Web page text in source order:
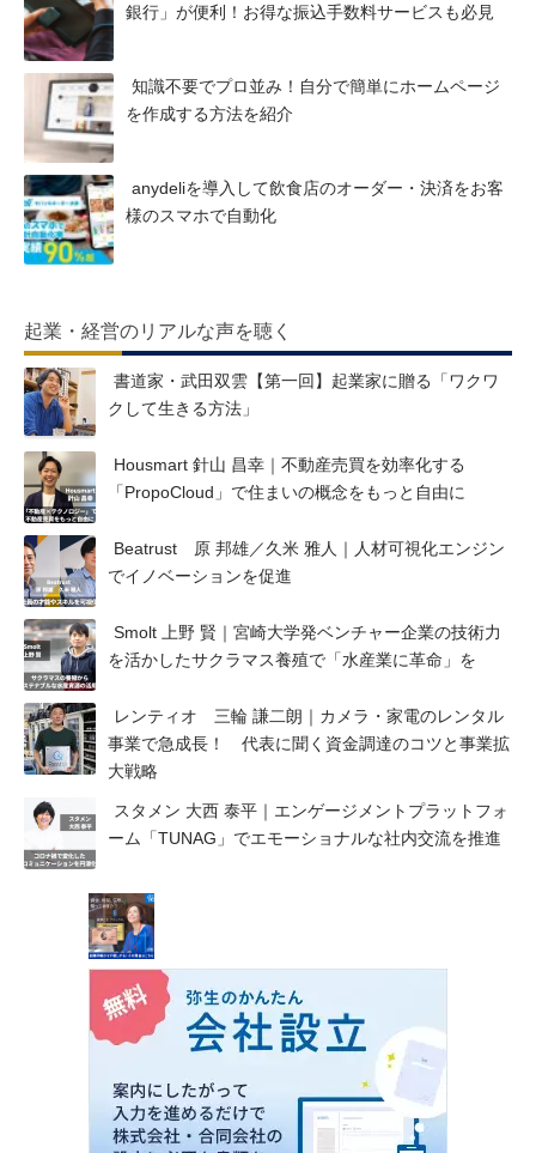
銀行」が便利！お得な振込手数料サービスも必見
知識不要でプロ並み！自分で簡単にホームページ
を作成する方法を紹介
anydeliを導入して飲食店のオーダー・決済をお客
様のスマホで自動化
起業・経営のリアルな声を聴く
書道家・武田双雲【第一回】起業家に贈る「ワクワ
クして生きる方法」
Housmart 針山 昌幸｜不動産売買を効率化する
「PropoCloud」で住まいの概念をもっと自由に
Beatrust 原 邦雄／久米 雅人｜人材可視化エンジン
でイノベーションを促進
Smolt 上野 賢｜宮崎大学発ベンチャー企業の技術力
を活かしたサクラマス養殖で「水産業に革命」を
レンティオ 三輪 謙二朗｜カメラ・家電のレンタル
事業で急成長！ 代表に聞く資金調達のコツと事業拡
大戦略
スタメン 大西 泰平｜エンゲージメントプラットフォ
ーム「TUNAG」でエモーショナルな社内交流を推進